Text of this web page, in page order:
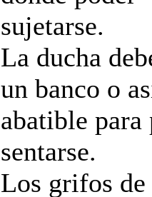
sujetarse.
La ducha
un banco o
abatible para
sentarse.
Los grifos de